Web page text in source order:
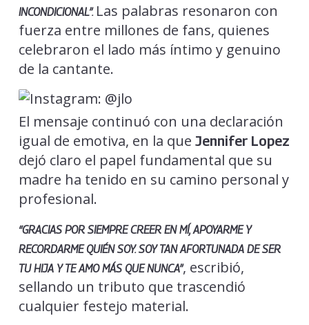
INCONDICIONAL”. Las palabras resonaron con
fuerza entre millones de fans, quienes
celebraron el lado más íntimo y genuino
de la cantante.
El mensaje continuó con una declaración
igual de emotiva, en la que Jennifer Lopez
dejó claro el papel fundamental que su
madre ha tenido en su camino personal y
profesional.
“GRACIAS POR SIEMPRE CREER EN MÍ, APOYARME Y
RECORDARME QUIÉN SOY. SOY TAN AFORTUNADA DE SER
TU HIJA Y TE AMO MÁS QUE NUNCA”, escribió,
sellando un tributo que trascendió
cualquier festejo material.